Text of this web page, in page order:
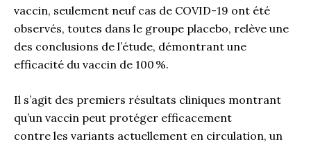
vaccin, seulement neuf cas de COVID-19 ont été
observés, toutes dans le groupe placebo, relève une
des conclusions de l’étude, démontrant une
efficacité du vaccin de 100 %.
Il s’agit des premiers résultats cliniques montrant
qu’un vaccin peut protéger efficacement
contre les variants actuellement en circulation, un